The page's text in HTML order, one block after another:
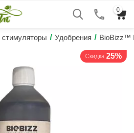
0
/ Удобрения / BioBizz™
Скидка 25%